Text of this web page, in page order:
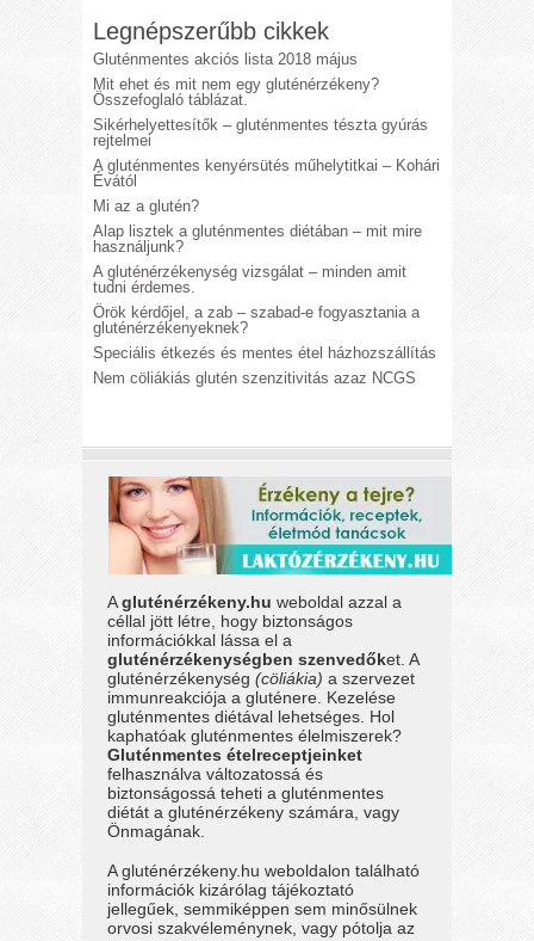
Legnépszerűbb cikkek
Gluténmentes akciós lista 2018 május
Mit ehet és mit nem egy gluténérzékeny?
Összefoglaló táblázat.
Sikérhelyettesítők – gluténmentes tészta gyúrás
rejtelmei
A gluténmentes kenyérsütés műhelytitkai – Kohári
Évától
Mi az a glutén?
Alap lisztek a gluténmentes diétában – mit mire
használjunk?
A gluténérzékenység vizsgálat – minden amit
tudni érdemes.
Örök kérdőjel, a zab – szabad-e fogyasztania a
gluténérzékenyeknek?
Speciális étkezés és mentes étel házhozszállítás
Nem cöliákiás glutén szenzitivitás azaz NCGS
Agluténérzékeny.hu weboldal azzal a
céllal jött létre, hogy biztonságos
információkkal lássa el a
gluténérzékenységben szenvedőket. A
gluténérzékenység(cöliákia) a szervezet
immunreakciója a gluténere. Kezelése
gluténmentes diétával lehetséges. Hol
kaphatóak gluténmentes élelmiszerek?
Gluténmentes ételreceptjeinket
felhasználva változatossá és
biztonságossá teheti a gluténmentes
diétát a gluténérzékeny számára, vagy
Önmagának.
A gluténérzékeny.hu weboldalon található
információk kizárólag tájékoztató
jellegűek, semmiképpen sem minősülnek
orvosi szakvéleménynek, vagy pótolja az